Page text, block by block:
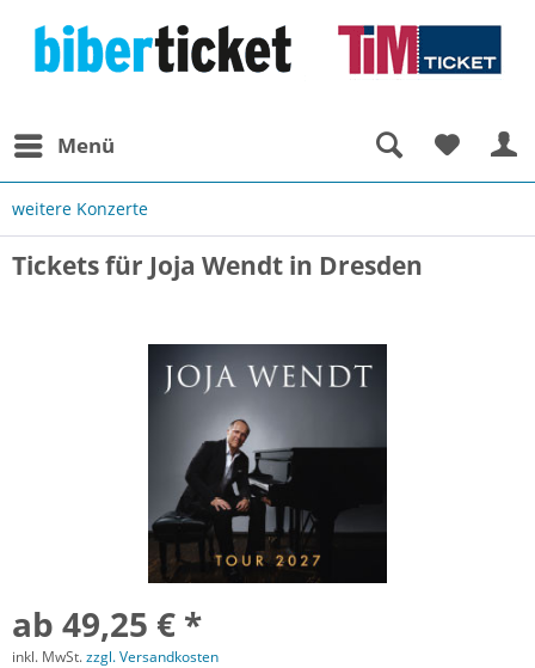
Menü
weitere Konzerte
Tickets für Joja Wendt in Dresden
ab 49,25 € *
inkl. MwSt.zzgl. Versandkosten